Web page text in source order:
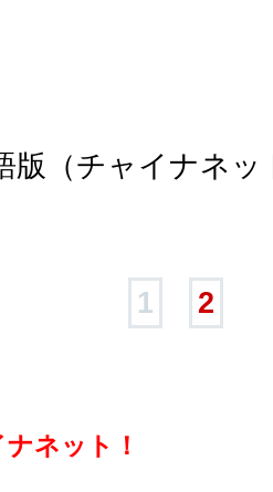
版（チャイナネ
1 2
ネット！